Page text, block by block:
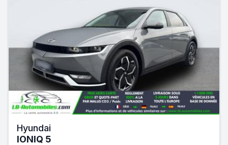
Hyundai
IONIQ 5